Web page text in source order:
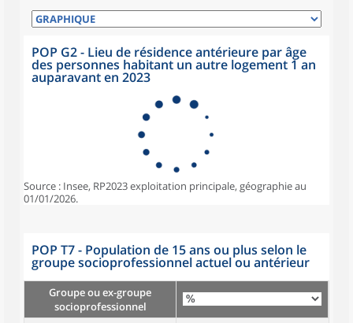
POP G2 - Lieu de résidence antérieure par âge
des personnes habitant un autre logement 1 an
auparavant en 2023
Source : Insee, RP2023 exploitation principale, géographie au
01/01/2026.
POP T7 - Population de 15 ans ou plus selon le
groupe socioprofessionnel actuel ou antérieur
Groupe ou ex-groupe
socioprofessionnel